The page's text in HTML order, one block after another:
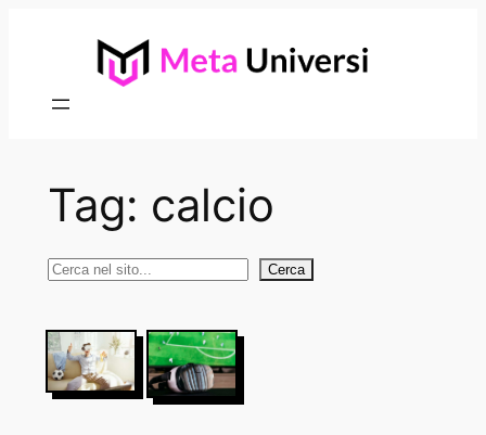
Tag: calcio
Cerca Cerca